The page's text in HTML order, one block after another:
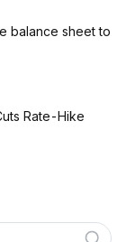
balance sheet to
Rate-Hike